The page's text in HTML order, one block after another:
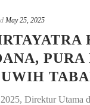
May 25, 2025
Direktur